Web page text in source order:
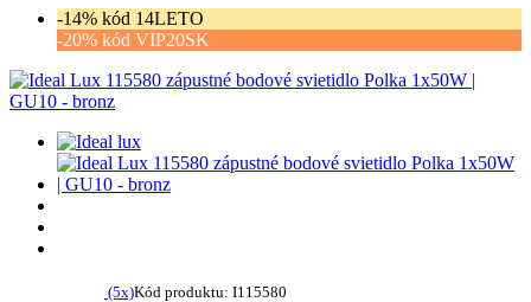
-14% kód 14LETO
-20% kód VIP20SK
(5x)Kód produktu: I115580